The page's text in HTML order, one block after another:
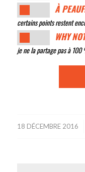
À
certains points restent
WHY
je ne la partage pas à 100
18 DÉCEMBRE 2016
/